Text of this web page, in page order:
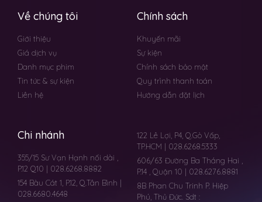
Về chúng tôi
Giới thiệu
Giá dịch vụ
Danh mục phim
Tin tức & sự kiện
Liên hệ
Chính sách
Khuyến mãi
Sự kiện
Chính sách bảo mật
Quy trình thanh toán
Hướng dẫn đặt lịch
Chi nhánh
355/15 Sư Vạn Hạnh nối dài ,
P.12 Q10 | 028.6268.8882
154 Bàu Cát 1, P.12, Q.Tân Bình |
028.6680.4648
122 Lê Lợi, P4, Q.Gò Vấp,
TP.HCM | 028.6268.5333
606/63 Đường Ba Tháng Hai ,
P.14 , Quận 10 | 028.6276.8881
8B Phan Chu Trinh P. Hiệp
Phú, Thủ Đức. Sdt :